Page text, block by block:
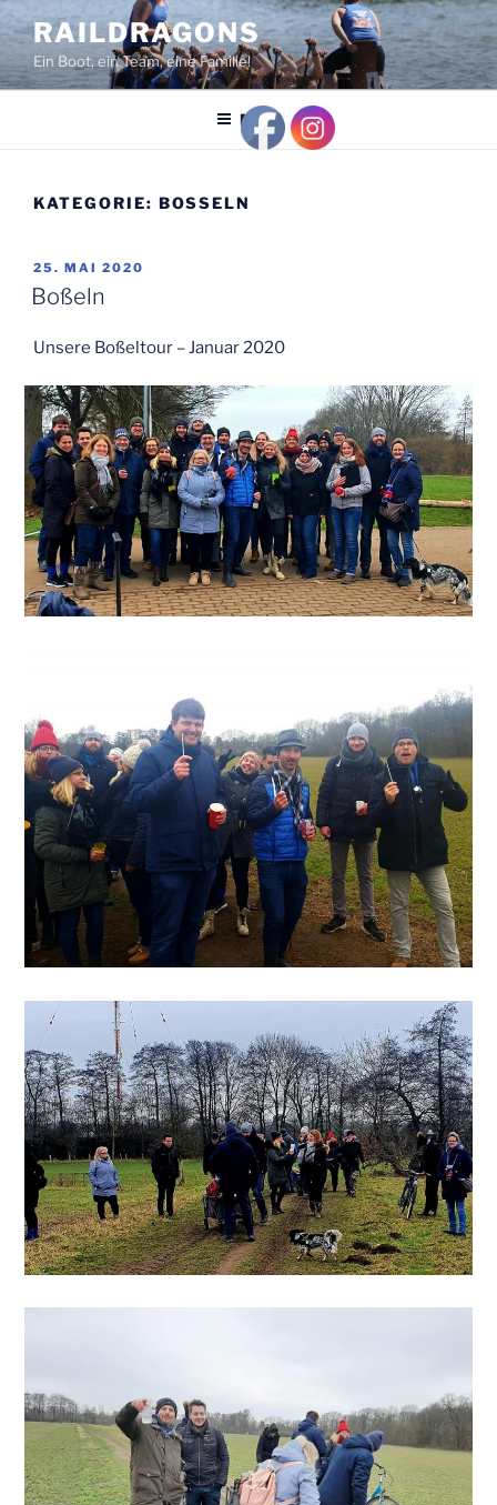
Inhalt
springen
RAILDRAGONS
Ein Boot, ein Team, eine Familie!
Menü
KATEGORIE: BOSSELN
VERÖFFENTLICHT
AM
25. MAI 2020
Boßeln
Unsere Boßeltour – Januar 2020